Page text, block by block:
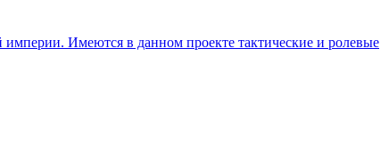
империи. Имеются в данном проекте тактические и ролевые